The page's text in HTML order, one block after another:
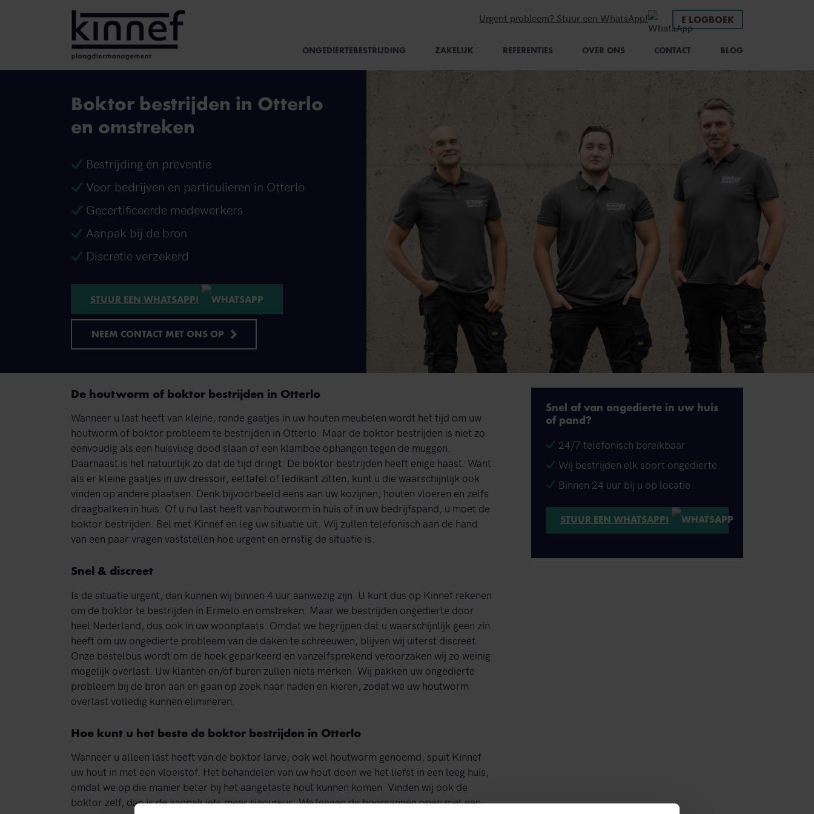
Urgent probleem? Stuur een WhatsApp! E LOGBOEK
ONGEDIERTEBESTRIJDING ZAKELIJK REFERENTIES OVER ONS CONTACT BLOG
Boktor bestrijden in Otterlo
en omstreken
Bestrijding én preventie
Voor bedrijven en particulieren in Otterlo
Gecertificeerde medewerkers
Aanpak bij de bron
Discretie verzekerd
STUUR EEN WHATSAPP!
NEEM CONTACT MET ONS OP
De houtworm of boktor bestrijden in Otterlo
Wanneer u last heeft van kleine, ronde gaatjes in uw houten meubelen wordt het tijd om uw
houtworm of boktor probleem te bestrijden in Otterlo. Maar de boktor bestrijden is niet zo
eenvoudig als een huisvlieg dood slaan of een klamboe ophangen tegen de muggen.
Daarnaast is het natuurlijk zo dat de tijd dringt. De boktor bestrijden heeft enige haast. Want
als er kleine gaatjes in uw dressoir, eettafel of ledikant zitten, kunt u die waarschijnlijk ook
vinden op andere plaatsen. Denk bijvoorbeeld eens aan uw kozijnen, houten vloeren en zelfs
draagbalken in huis. Of u nu last heeft van houtworm in huis of in uw bedrijfspand, u moet de
boktor bestrijden. Bel met Kinnef en leg uw situatie uit. Wij zullen telefonisch aan de hand
van een paar vragen vaststellen hoe urgent en ernstig de situatie is.
Snel & discreet
Is de situatie urgent, dan kunnen wij binnen 4 uur aanwezig zijn. U kunt dus op Kinnef rekenen
om de boktor te bestrijden in Ermelo en omstreken. Maar we bestrijden ongedierte door
heel Nederland, dus ook in uw woonplaats. Omdat we begrijpen dat u waarschijnlijk geen zin
heeft om uw ongedierte probleem van de daken te schreeuwen, blijven wij uiterst discreet.
Onze bestelbus wordt om de hoek geparkeerd en vanzelfsprekend veroorzaken wij zo weinig
mogelijk overlast. Uw klanten en/of buren zullen niets merken. Wij pakken uw ongedierte
probleem bij de bron aan en gaan op zoek naar naden en kieren, zodat we uw houtworm
overlast volledig kunnen elimineren.
Hoe kunt u het beste de boktor bestrijden in Otterlo
Wanneer u alleen last heeft van de boktor larve, ook wel houtworm genoemd, spuit Kinnef
uw hout in met een vloeistof. Het behandelen van uw hout doen we het liefst in een leeg huis,
omdat we op die manier beter bij het aangetaste hout kunnen komen. Vinden wij ook de
boktor zelf, dan is de aanpak iets meer rigoureus. We leggen de boorgangen open met een
Snel af van ongedierte in uw huis
of pand?
24/7 telefonisch bereikbaar
Wij bestrijden elk soort ongedierte
Binnen 24 uur bij u op locatie
STUUR EEN WHATSAPP!